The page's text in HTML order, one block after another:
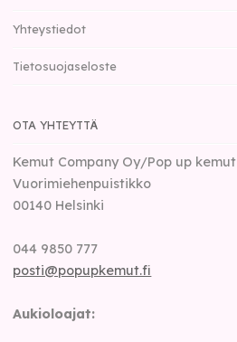
Yhteystiedot
Tietosuojaseloste
OTA YHTEYTTÄ
Kemut Company Oy/Pop up kemut
Vuorimiehenpuistikko
00140 Helsinki
044 9850 777
posti@popupkemut.fi
Aukioloajat: